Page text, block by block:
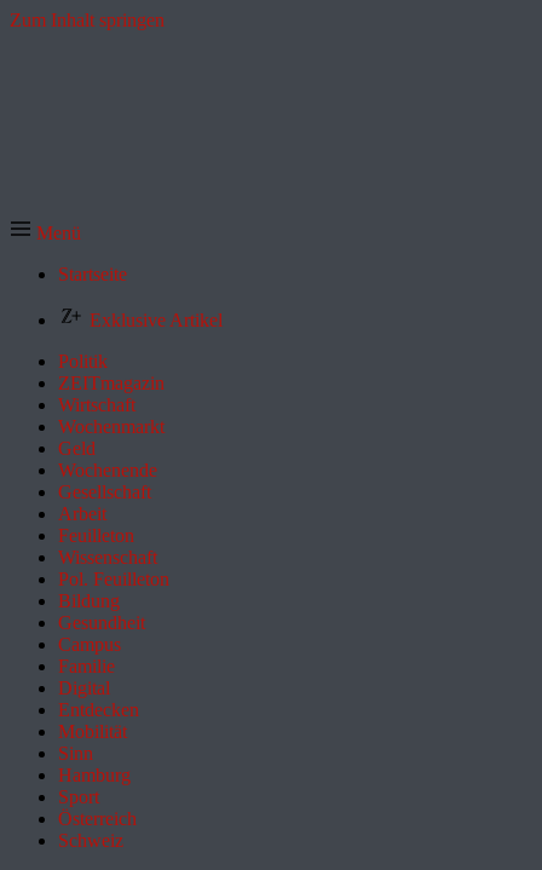
Zum Inhalt springen
Menü
Startseite
Exklusive Artikel
Politik
ZEITmagazin
Wirtschaft
Wochenmarkt
Geld
Wochenende
Gesellschaft
Arbeit
Feuilleton
Wissenschaft
Pol. Feuilleton
Bildung
Gesundheit
Campus
Familie
Digital
Entdecken
Mobilität
Sinn
Hamburg
Sport
Österreich
Schweiz